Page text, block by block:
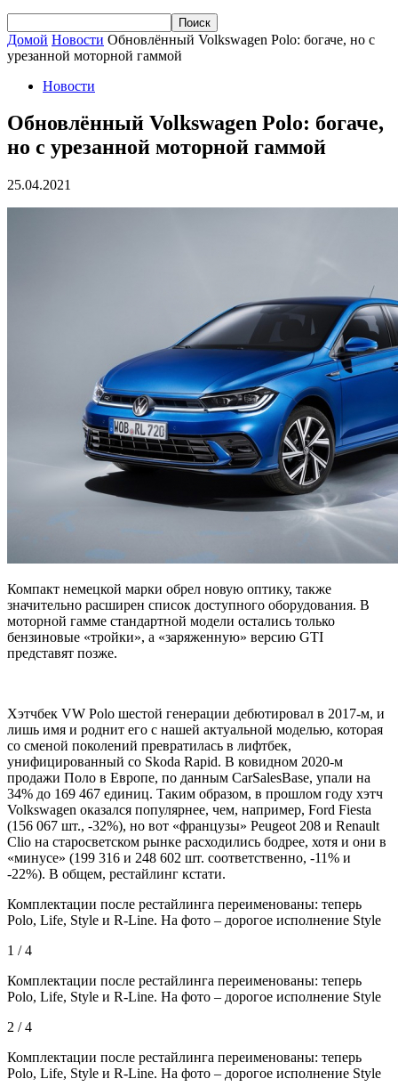
Домой Новости Обновлённый Volkswagen Polo: богаче, но с
урезанной моторной гаммой
Новости
Обновлённый Volkswagen Polo: богаче,
но с урезанной моторной гаммой
25.04.2021
Компакт немецкой марки обрел новую оптику, также
значительно расширен список доступного оборудования. В
моторной гамме стандартной модели остались только
бензиновые «тройки», а «заряженную» версию GTI
представят позже.
Хэтчбек VW Polo шестой генерации дебютировал в 2017-м, и
лишь имя и роднит его с нашей актуальной моделью, которая
со сменой поколений превратилась в лифтбек,
унифицированный со Skoda Rapid. В ковидном 2020-м
продажи Поло в Европе, по данным CarSalesBase, упали на
34% до 169 467 единиц. Таким образом, в прошлом году хэтч
Volkswagen оказался популярнее, чем, например, Ford Fiesta
(156 067 шт., -32%), но вот «французы» Peugeot 208 и Renault
Clio на старосветском рынке расходились бодрее, хотя и они в
«минусе» (199 316 и 248 602 шт. соответственно, -11% и
-22%). В общем, рестайлинг кстати.
Комплектации после рестайлинга переименованы: теперь
Polo, Life, Style и R-Line. На фото – дорогое исполнение Style
1 / 4
Комплектации после рестайлинга переименованы: теперь
Polo, Life, Style и R-Line. На фото – дорогое исполнение Style
2 / 4
Комплектации после рестайлинга переименованы: теперь
Polo, Life, Style и R-Line. На фото – дорогое исполнение Style